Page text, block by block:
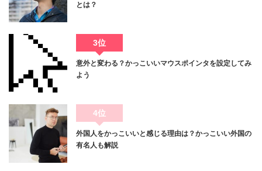
とは？
3位
意外と変わる？かっこいいマウスポインタを設定してみ
よう
4位
外国人をかっこいいと感じる理由は？かっこいい外国の
有名人も解説